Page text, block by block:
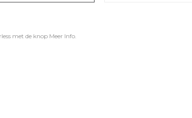
met de knop Meer Info.